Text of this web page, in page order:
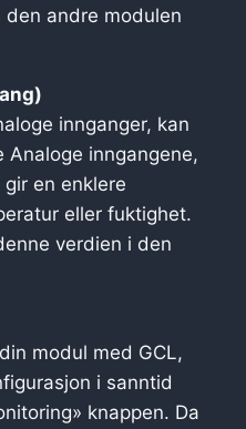
andre modulen
innganger, kan
inngangene,
en enklere
eller fuktighet.
verdien i den
modul med GCL,
i sanntid
knappen. Da